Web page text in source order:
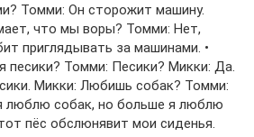
Томми: Он сторожит машину.
что мы воры? Томми: Нет,
приглядывать за машинами. •
песики? Томми: Песики? Микки: Да.
Микки: Любишь собак? Томми:
люблю собак, но больше я люблю
пёс обслюнявит мои сиденья.